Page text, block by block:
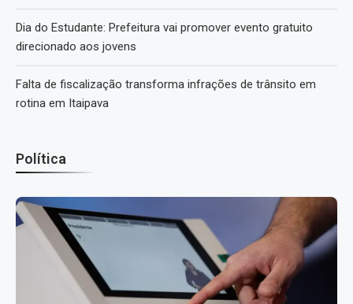
Dia do Estudante: Prefeitura vai promover evento gratuito
direcionado aos jovens
Falta de fiscalização transforma infrações de trânsito em
rotina em Itaipava
Política